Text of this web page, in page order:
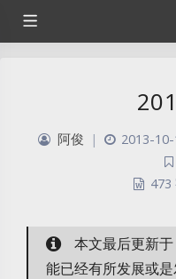
阿俊 | 2013-
473
本文最后更新
能已经有所发展或是